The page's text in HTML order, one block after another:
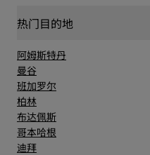
热门目的地
阿姆斯特丹
曼谷
班加罗尔
柏林
布达佩斯
哥本哈根
迪拜